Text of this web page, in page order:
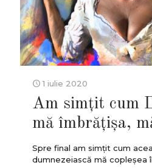
1 iulie 2020
Am simțit cum
mă îmbrățișa,
Spre final am simțit cum
dumnezeiască mă copleșea